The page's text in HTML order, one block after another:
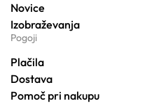
Novice
Izobraževanja
Pogoji
Plačila
Dostava
Pomoč pri nakupu